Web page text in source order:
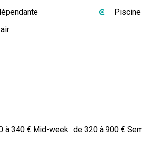
Piscine
à 340 € Mid-week : de 320 à 900 €